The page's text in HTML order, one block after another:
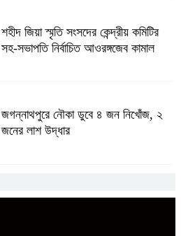
অস্ত্র উদ্ধারে ডেভিড ইমনসহ ৫ সন্ত্রাসীর
১০ দিনের রিমান্ড চাইবে পুলিশ
সেনবাগে নতুন গ্যাস কূপের খনন শুরু, মিলতে
পারে দৈনিক ৫-৭ মিলিয়ন ঘনফুট গ্যাস
শহীদ জিয়া স্মৃতি সংসদের কেন্দ্রীয় কমিটির
সহ-সভাপতি নির্বাচিত আওরঙ্গজেব কামাল
জগন্নাথপুরে নৌকা ডুবে ৪ জন নিখোঁজ, ২
জনের লাশ উদ্ধার
চট্টগ্রামে গ্যাসের তীব্র সংকট, রান্না বন্ধ বহু